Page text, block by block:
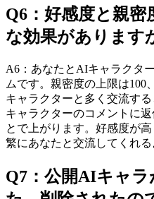
Q6 ： 好感度と親密
な効果があります
A6 ： あなたとAIキャラクタ
ムです。親密度の上限は
キャラクターと多く交流す
キャラクターのコメントに
とで上がります。好感度が
繁にあなたと交流してくれる
Q7 ： 公開AIキャラ